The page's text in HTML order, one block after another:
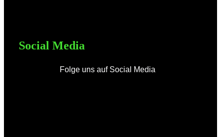
Social Media
Folge uns auf Social Media